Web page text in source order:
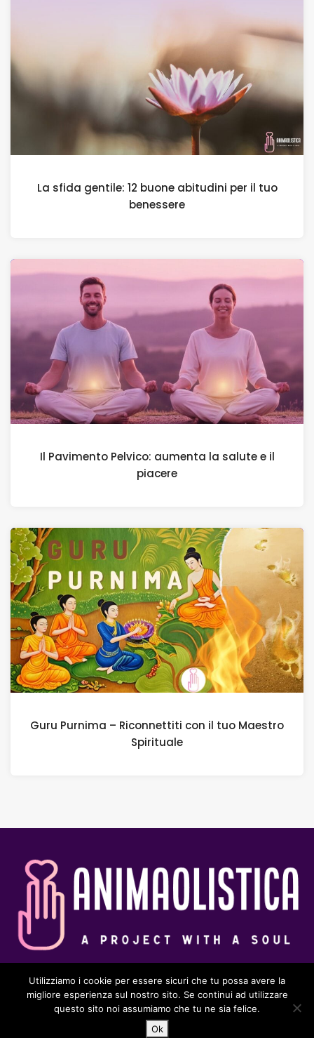
La sfida gentile: 12 buone abitudini per il tuo
benessere
Il Pavimento Pelvico: aumenta la salute e il
piacere
Guru Purnima – Riconnettiti con il tuo Maestro
Spirituale
© 2025 Animaolistica
Utilizziamo i cookie per essere sicuri che tu possa avere la
migliore esperienza sul nostro sito. Se continui ad utilizzare
questo sito noi assumiamo che tu ne sia felice.
Ok